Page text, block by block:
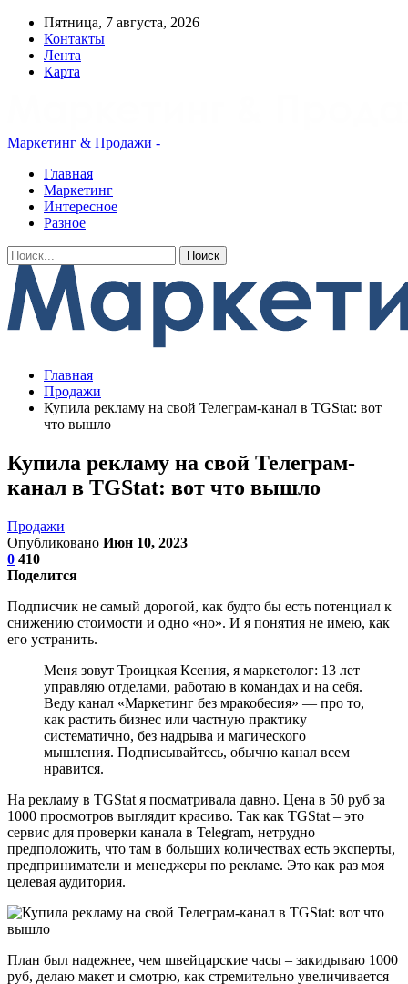
Пятница, 7 августа, 2026
Контакты
Лента
Карта
Маркетинг & Продажи -
Главная
Маркетинг
Интересное
Разное
Главная
Продажи
Купила рекламу на свой Телеграм-канал в ТGStat: вот
что вышло
Купила рекламу на свой Телеграм-
канал в ТGStat: вот что вышло
Продажи
Опубликовано Июн 10, 2023
0 410
Поделится
Подписчик не самый дорогой, как будто бы есть потенциал к
снижению стоимости и одно «но». И я понятия не имею, как
его устранить.
Меня зовут Троицкая Ксения, я маркетолог: 13 лет
управляю отделами, работаю в командах и на себя.
Веду канал «Маркетинг без мракобесия» — про то,
как растить бизнес или частную практику
систематично, без надрыва и магического
мышления. Подписывайтесь, обычно канал всем
нравится.
На рекламу в ТGStat я посматривала давно. Цена в 50 руб за
1000 просмотров выглядит красиво. Так как ТGStat – это
сервис для проверки канала в Telegram, нетрудно
предположить, что там в больших количествах есть эксперты,
предприниматели и менеджеры по рекламе. Это как раз моя
целевая аудитория.
План был надежнее, чем швейцарские часы – закидываю 1000
руб, делаю макет и смотрю, как стремительно увеличивается